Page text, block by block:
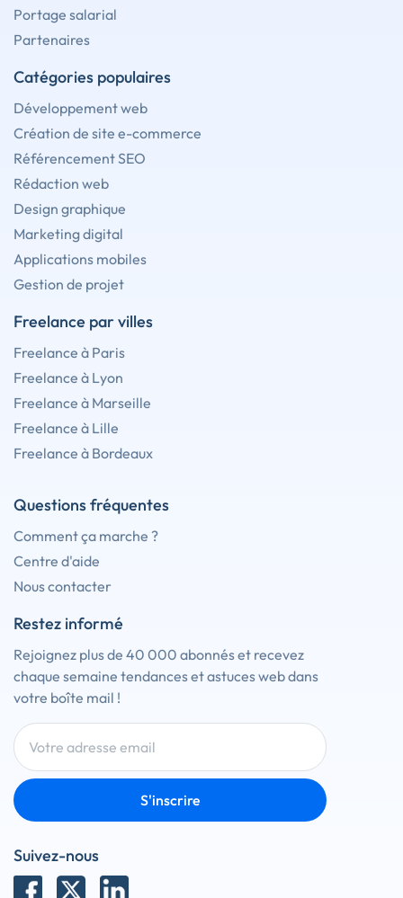
Portage salarial
Partenaires
Catégories populaires
Développement web
Création de site e-commerce
Référencement SEO
Rédaction web
Design graphique
Marketing digital
Applications mobiles
Gestion de projet
Freelance par villes
Freelance à Paris
Freelance à Lyon
Freelance à Marseille
Freelance à Lille
Freelance à Bordeaux
Questions fréquentes
Comment ça marche ?
Centre d'aide
Nous contacter
Restez informé
Rejoignez plus de 40 000 abonnés et recevez
chaque semaine tendances et astuces web dans
votre boîte mail !
S'inscrire
Suivez-nous